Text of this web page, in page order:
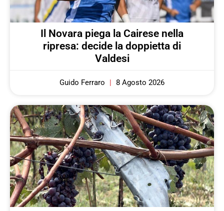
Il Novara piega la Cairese nella
ripresa: decide la doppietta di
Valdesi
Guido Ferraro 8 Agosto 2026